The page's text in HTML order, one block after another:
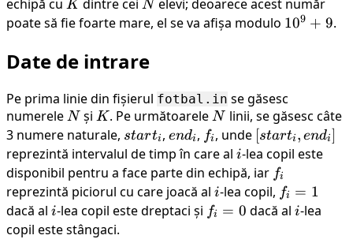
echipă cu K
K dintre ceiN
N elevi; deoarece acest număr
poate să fie foarte mare, el se va afișa modulo 10^9+9
109 + 9.
Date de intrare
Pe prima linie din fișierul fotbal.in se găsesc
numereleN
N șiK
K. Pe următoareleN
N linii, se găsesc câte
3 numere naturale, start_{i}
starti , end_{i}
endi , f_{i}
fi , unde [start_{i},
end_{i}]
[starti , endi]
reprezintă intervalul de timp în care al i
i-lea copil este
disponibil pentru a face parte din echipă, iar f_{i}
fi
reprezintă piciorul cu care joacă al i
i-lea copil, f_{i}=1
fi = 1
dacă al i
i-lea copil este dreptaci și f_{i}=0
fi = 0 dacă al i
i-lea
copil este stângaci.